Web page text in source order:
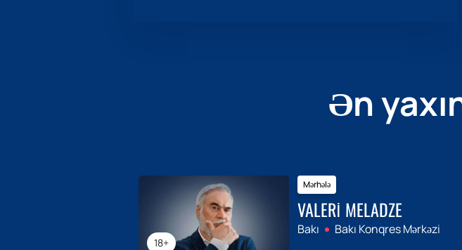
Ən
18+
Mərhələ
VALERI MELADZE
Bakı Bakı Konqres Mərkəzi